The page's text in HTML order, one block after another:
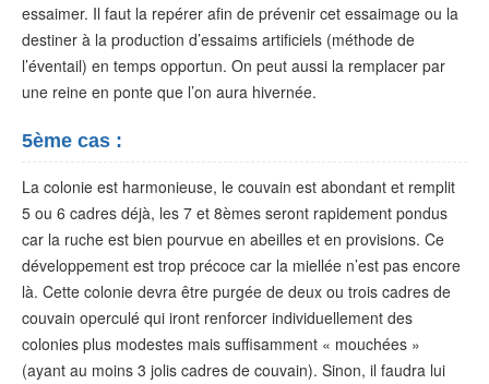
essaimer. Il faut la repérer afin de prévenir cet essaimage ou la
destiner à la production d’essaims artificiels (méthode de
l’éventail) en temps opportun. On peut aussi la remplacer par
une reine en ponte que l’on aura hivernée.
5ème cas :
La colonie est harmonieuse, le couvain est abondant et remplit
5 ou 6 cadres déjà, les 7 et 8èmes seront rapidement pondus
car la ruche est bien pourvue en abeilles et en provisions. Ce
développement est trop précoce car la miellée n’est pas encore
là. Cette colonie devra être purgée de deux ou trois cadres de
couvain operculé qui iront renforcer individuellement des
colonies plus modestes mais suffisamment « mouchées »
(ayant au moins 3 jolis cadres de couvain). Sinon, il faudra lui